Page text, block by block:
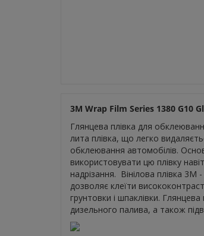
3M Wrap Film Series 1380 G10
Глянцева плівка для
лита плівка, що легко
обклеювання автомобілів.
використовувати цю плівку
надрізання. Вінілова плівка
дозволяє клеїти
грунтовки і шпаклівки.
дизельного палива, а також